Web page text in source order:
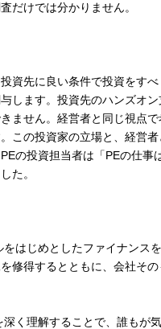
だけでは分かりません。
資先に良い条件で投資をす
します。投資先のハンズオ
ません。経営者と同じ視点
この投資家の立場と、経営
の投資担当者は「PEの仕事
た。
はじめとしたファイナンス
修得するとともに、会社その
く理解することで、誰もが